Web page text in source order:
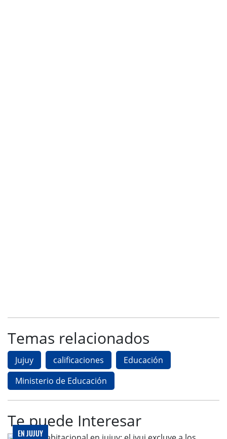
Temas relacionados
Jujuy calificaciones
Educación
Ministerio de Educación
Te puede Interesar
EN JUJUY